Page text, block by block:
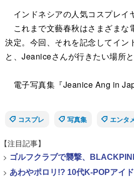
インドネシアの人気コスプレイ
これまで文藝春秋はさまざまな
決定。今回、それを記念してイ
と、Jeaniceさんが行きたい場所
電子写真集『Jeanice Ang in
コスプレ
写真集 エンタ
【注目記事】
> ゴルフクラブで襲撃、
> あわやポロリ!? 10代K-POPアイ